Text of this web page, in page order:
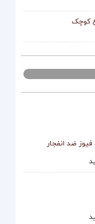
کوچک
ضد انفجار